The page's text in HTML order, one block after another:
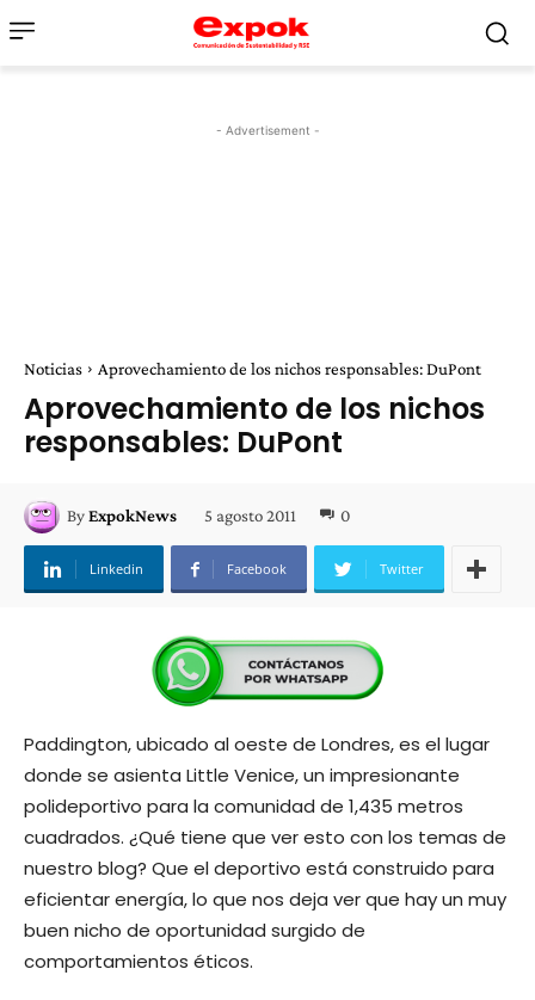
- Advertisement -
Noticias Aprovechamiento de los nichos responsables: DuPont
Aprovechamiento de los nichos
responsables: DuPont
ByExpokNews 5 agosto 2011 0
Linkedin Facebook Twitter
Paddington, ubicado al oeste de Londres, es el lugar
donde se asienta Little Venice, un impresionante
polideportivo para la comunidad de 1,435 metros
cuadrados. ¿Qué tiene que ver esto con los temas de
nuestro blog? Que el deportivo está construido para
eficientar energía, lo que nos deja ver que hay un muy
buen nicho de oportunidad surgido de
comportamientos éticos.